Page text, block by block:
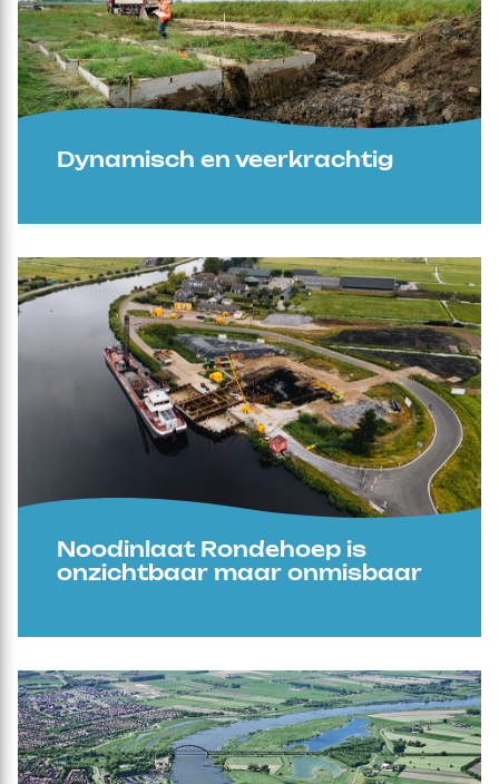
Dynamisch en veerkrachtig
Noodinlaat Rondehoep is
onzichtbaar maar onmisbaar